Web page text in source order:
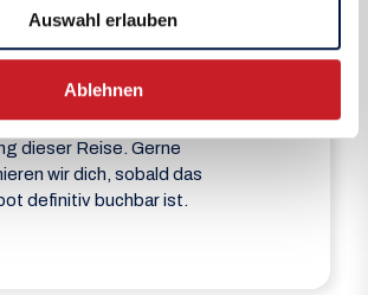
Auswahl erlauben
Ablehnen
sind wir noch in der finalen
dieser Reise. Gerne
wir dich, sobald das
definitiv buchbar ist.